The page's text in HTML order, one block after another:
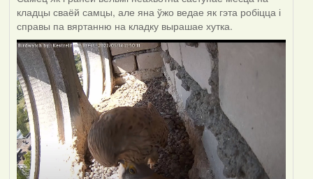
кладцы сваёй самцы, але яна ўжо ведае як гэта робіцца і
справы па вяртанню на кладку вырашае хутка.